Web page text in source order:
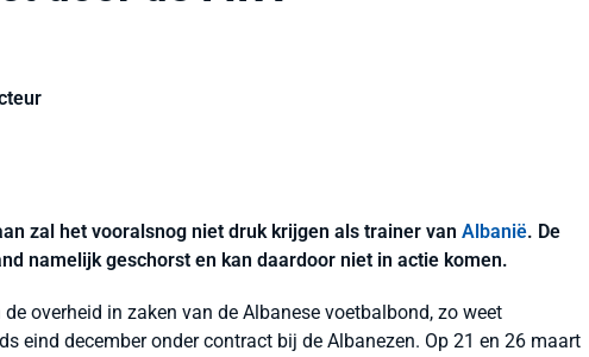
zal het vooralsnog niet druk krijgen als trainer van Albanië. De
namelijk geschorst en kan daardoor niet in actie komen.
overheid in zaken van de Albanese voetbalbond, zo weet
eind december onder contract bij de Albanezen. Op 21 en 26 maart